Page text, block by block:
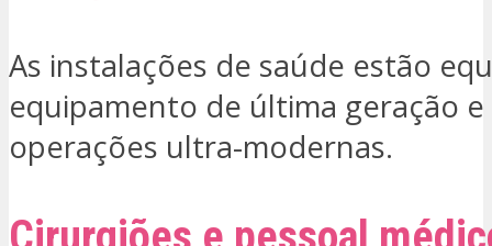
As instalações de saúde estão
equipamento de última geração e
operações ultra-modernas.